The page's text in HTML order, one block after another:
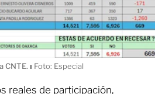
CNTE. ı Foto: Especial
reales de participación,